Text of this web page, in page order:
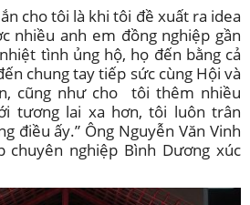
cho tôi là khi tôi đề xuất ra idea
nhiều anh em đồng nghiệp gần
tình ủng hộ, họ đến bằng cả
chung tay tiếp sức cùng Hội và
cũng như cho tôi thêm nhiều
tương lai xa hơn, tôi luôn trân
điều ấy.” Ông Nguyễn Văn Vinh
chuyên nghiệp Bình Dương xúc